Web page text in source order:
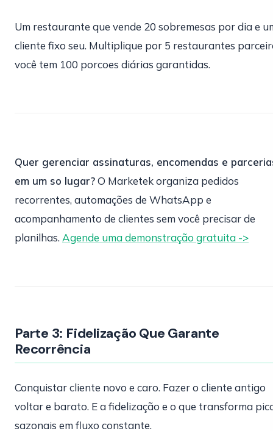
Um restaurante que vende 20 sobremesas por dia e
cliente fixo seu. Multiplique por 5 restaurantes
você tem 100 porcoes diárias garantidas.
Quer gerenciar assinaturas, encomendas e
em um so lugar?O Marketek organiza pedidos
recorrentes, automações de WhatsApp e
acompanhamento de clientes sem você precisar de
planilhas. Agende uma demonstração gratuita ->
Parte 3: Fidelização Que Garante
Recorrência
Conquistar cliente novo e caro. Fazer o cliente antigo
voltar e barato. E a fidelização e o que transforma
sazonais em fluxo constante.